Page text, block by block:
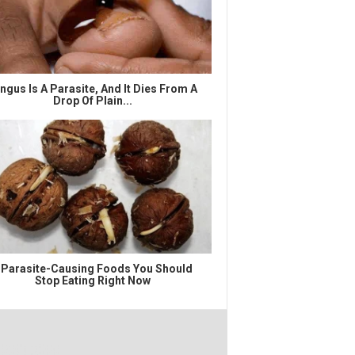
Is A Parasite, And It Dies From A
Drop Of Plain...
Causing Foods You Should
Stop Eating Right Now